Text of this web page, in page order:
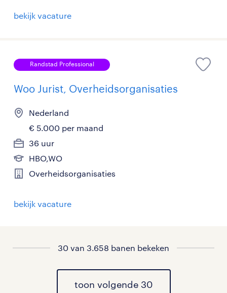
bekijk vacature
Randstad Professional
Woo Jurist, Overheidsorganisaties
Nederland
€ 5.000 per maand
36 uur
HBO,WO
Overheidsorganisaties
bekijk vacature
30 van 3.658 banen bekeken
toon volgende 30